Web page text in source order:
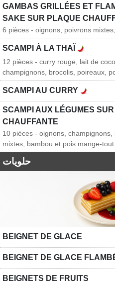
GAMBAS GRILLÉES ET
SAKE SUR PLAQUE
6 pièces - oignons, poivrons
SCAMPI À LA THAÏ
12 pièces - curry rouge, lait de
champignons, brocolis, poireaux,
SCAMPI AU CURRY
SCAMPI AUX LÉGUMES
CHAUFFANTE
10 pièces - oignons,
mixtes, bambou et pois mange-tout
حلويات
BEIGNET DE GLACE
BEIGNET DE GLACE
BEIGNETS DE FRUITS